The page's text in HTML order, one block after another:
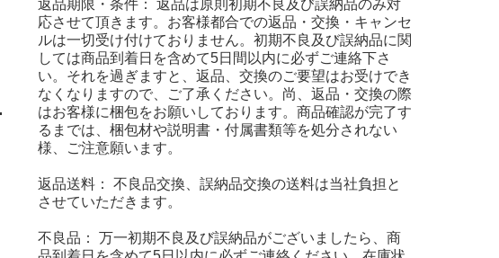
返品期限・条件： 返品は原則初期不良及び誤納品のみ対
応させて頂きます。お客様都合での返品・交換・キャンセ
ルは一切受け付けておりません。初期不良及び誤納品に関
しては商品到着日を含めて5日間以内に必ずご連絡下さ
い。それを過ぎますと、返品、交換のご要望はお受けでき
なくなりますので、ご了承ください。尚、返品・交換の際
はお客様に梱包をお願いしております。商品確認が完了す
るまでは、梱包材や説明書・付属書類等を処分されない
様、ご注意願います。
返品送料： 不良品交換、誤納品交換の送料は当社負担と
させていただきます。
不良品： 万一初期不良及び誤納品がございましたら、商